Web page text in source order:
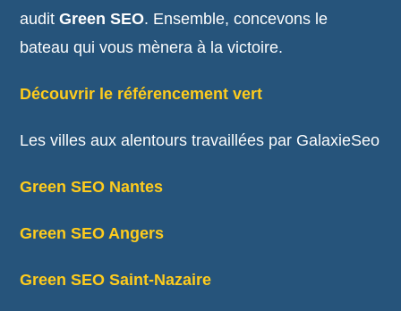
auditGreen SEO. Ensemble, concevons le
bateau qui vous mènera à la victoire.
Découvrir le référencement vert
Les villes aux alentours travaillées par GalaxieSeo
Green SEO Nantes
Green SEO Angers
Green SEO Saint-Nazaire